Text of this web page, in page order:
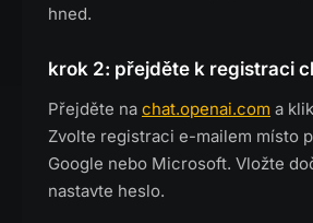
hned.
krok 2: přejděte k registraci
Přejděte na chat.openai.com a
Zvolte registraci e-mailem místo
Google nebo Microsoft. Vložte
nastavte heslo.